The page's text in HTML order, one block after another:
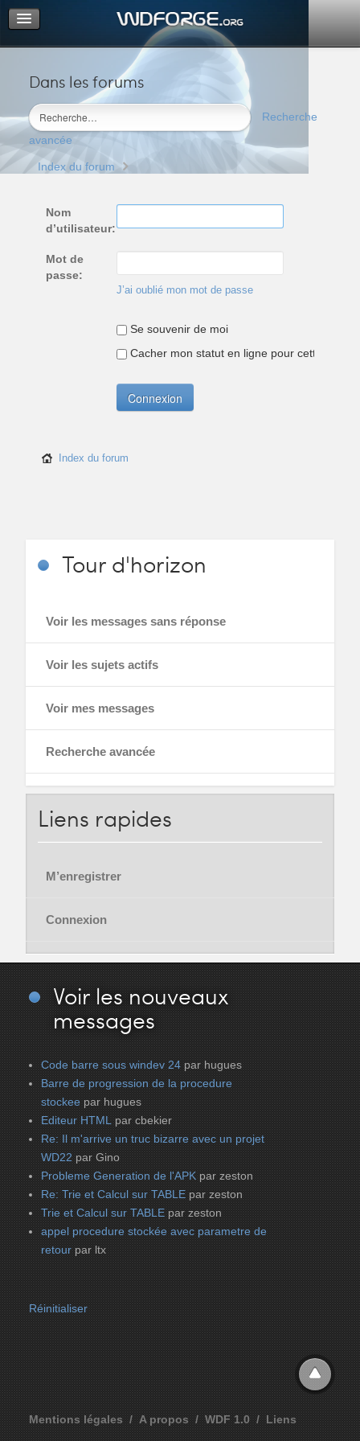
Dans les forums
Recherche
avancée
Portail
Index du forum
M’enregistrer
Connexion
Index du forum
Nom
d’utilisateur:
Mot de
passe:
J’ai oublié mon mot de passe
Se souvenir de moi
Cacher mon statut en ligne pour cette
Index du forum
Tourd'horizon
Voir les messages sans réponse
Voir les sujets actifs
Voir mes messages
Recherche avancée
Liens rapides
M’enregistrer
Connexion
Voir les nouveaux
messages
Code barre sous windev 24 par hugues
Barre de progression de la procedure
stockee par hugues
Editeur HTML par cbekier
Re: Il m'arrive un truc bizarre avec un projet
WD22 par Gino
Probleme Generation de l'APK par zeston
Re: Trie et Calcul sur TABLE par zeston
Trie et Calcul sur TABLE par zeston
appel procedure stockée avec parametre de
retour par ltx
Réinitialiser
Mentions légales A propos WDF 1.0 Liens